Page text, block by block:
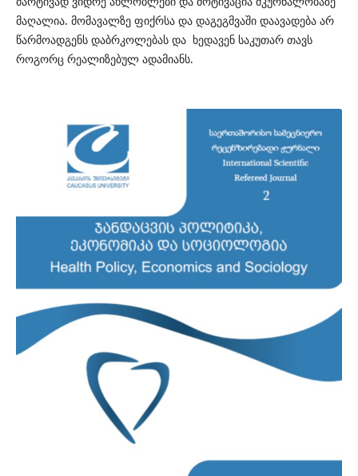
მაღალია. მომავალზე ფიქრსა და დაგეგმვაში დაავადება არ
წარმოადგენს დაბრკოლებას და ხედავენ საკუთარ თავს
როგორც რეალიზებულ ადამიანს.